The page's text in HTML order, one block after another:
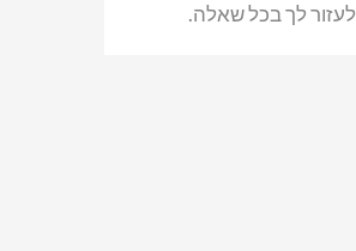
לעזור לך בכל שאלה.